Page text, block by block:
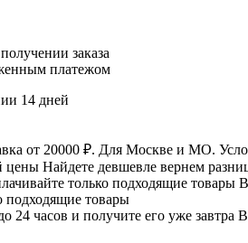
заказа
платежом
14 дней
Для Москве и МО.
Найдете девшевле вернем
подходящие товары